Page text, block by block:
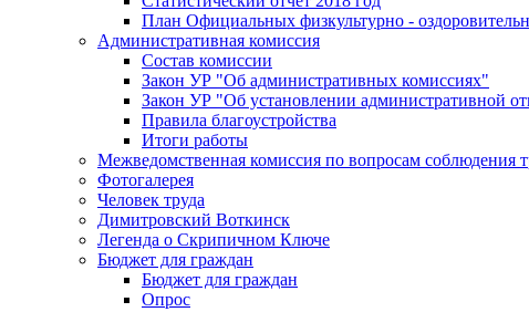
План Официальных физкультурно -
Административная комиссия
Состав комиссии
Закон УР "Об административных комиссиях"
Закон УР "Об установлении административной
Правила благоустройства
Итоги работы
Межведомственная комиссия по вопросам соблюдения
Фотогалерея
Человек труда
Димитровский Воткинск
Легенда о Скрипичном Ключе
Бюджет для граждан
Бюджет для граждан
Опрос